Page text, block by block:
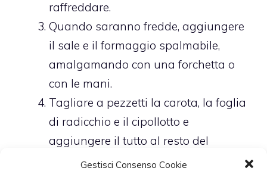
Gestisci Consenso Cookie
raffreddare.
Quando saranno fredde, aggiungere
il sale e il formaggio spalmabile,
amalgamando con una forchetta o
con le mani.
Tagliare a pezzetti la carota, la foglia
di radicchio e il cipollotto e
aggiungere il tutto al resto del
composto.